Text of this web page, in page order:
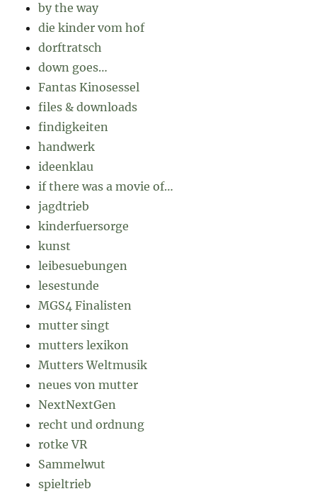
by the way
die kinder vom hof
dorftratsch
down goes…
Fantas Kinosessel
files & downloads
findigkeiten
handwerk
ideenklau
if there was a movie of…
jagdtrieb
kinderfuersorge
kunst
leibesuebungen
lesestunde
MGS4 Finalisten
mutter singt
mutters lexikon
Mutters Weltmusik
neues von mutter
NextNextGen
recht und ordnung
rotke VR
Sammelwut
spieltrieb